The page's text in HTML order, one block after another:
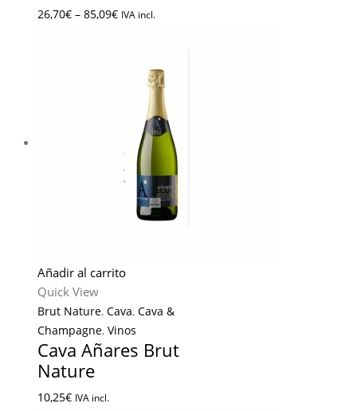
26,70€– 85,09€ IVA incl.
Añadir al carrito
Quick View
Brut Nature, Cava, Cava &
Champagne, Vinos
Cava Añares Brut
Nature
10,25€ IVA incl.